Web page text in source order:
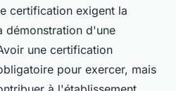
certification exigent la
démonstration d'une
une certification
pour exercer, mais